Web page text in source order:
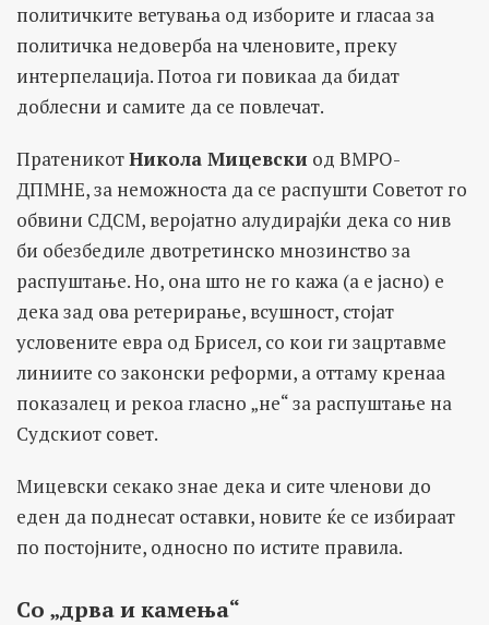
политичките ветувања од изборите и гласаа за
политичка недоверба на членовите, преку
интерпелација. Потоа ги повикаа да бидат
доблесни и самите да се повлечат.
ПратеникотНикола Мицевски од ВМРО-
ДПМНЕ, за неможноста да се распушти Советот го
oбвини СДСМ, веројатно алудирајќи дека со нив
би обезбедиле двотретинско мнозинство за
распуштање. Но, она што не го кажа (а е јасно) е
дека зад ова ретерирање, всушност, стојат
условените евра од Брисел, со кои ги зацртавме
линиите со законски реформи, а оттаму кренаа
показалец и рекоа гласно „не“ за распуштање на
Судскиот совет.
Мицевски секако знае дека и сите членови до
еден да поднесат оставки, новите ќе се избираат
по постојните, односно по истите правила.
Со „дрва и камења“